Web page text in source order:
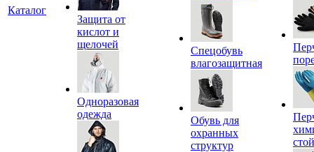
Каталог
Защита от
кислот и
щелочей
Одноразовая
одежда
Спецобувь
влагозащитная
Обувь для
охранных
структур